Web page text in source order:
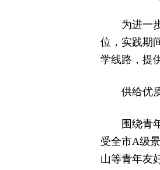
为进一
位，实践期
学线路，提
供给优
围绕青
受全市A级
山等青年友